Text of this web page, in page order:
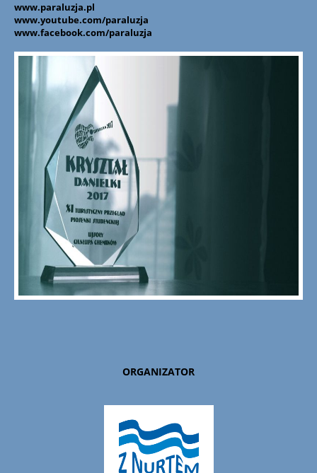
www.paraluzja.pl
www.youtube.com/paraluzja
www.facebook.com/paraluzja
ORGANIZATOR